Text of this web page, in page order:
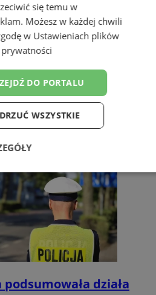
w Zabrzu: 69
pojazdów
działa
się temu w
. Możesz w każdej chwili
w Ustawieniach plików
DO PORTALU
WSZYSTKIE
Wydajność Targetowanie
Niesklasyfikowane